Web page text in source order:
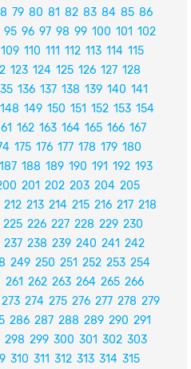
79 80 81 82 83 84 85 86
95 96 97 98 99 100 101 102
109 110 111 112 113 114 115
123 124 125 126 127 128
136 137 138 139 140 141
148 149 150 151 152 153 154
162 163 164 165 166 167
175 176 177 178 179 180
187 188 189 190 191 192 193
201 202 203 204 205
212 213 214 215 216 217 218
225 226 227 228 229 230
237 238 239 240 241 242
249 250 251 252 253 254
261 262 263 264 265 266
273 274 275 276 277 278 279
286 287 288 289 290 291
298 299 300 301 302 303
310 311 312 313 314 315